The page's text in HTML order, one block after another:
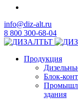
info@diz-alt.ru
8 800 300-68-04
Продукция
Блок-
здания